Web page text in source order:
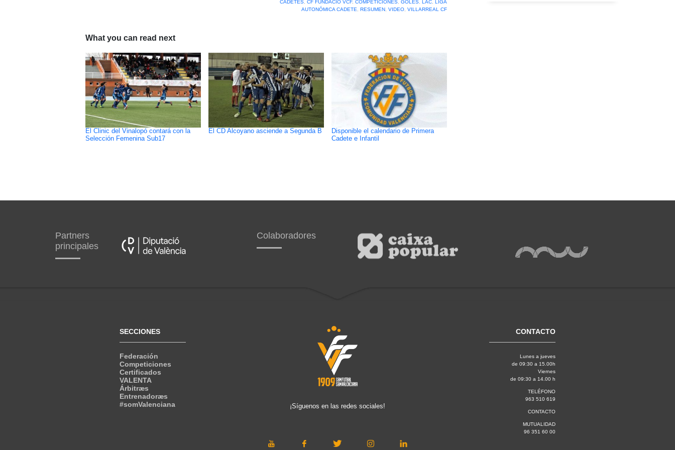
CADETES, CF FUNDACIÓ VCF, COMPETICIONES, GOLES, LAC, LIGA
AUTONÓMICA CADETE
RESUMEN, VIDEO, VILLARREAL CF
What you can read next
El Clinic del Vinalopó contará con la
Selección Femenina Sub17
El CD Alcoyano asciende a Segunda B
Disponible el calendario de Primera
Cadete e Infantil
Partners
principales
Colaboradores
SECCIONES
Federación
Competiciones
Certificados
VALENTA
Árbitræs
Entrenadoræs
#somValenciana
¡Síguenos en las redes sociales!
CONTACTO
Lunes a jueves
de 09:30 a 15.00h
Viernes
de 09:30 a 14.00 h
TELÉFONO
963 510 619
CONTACTO
MUTUALIDAD
96 351 60 00